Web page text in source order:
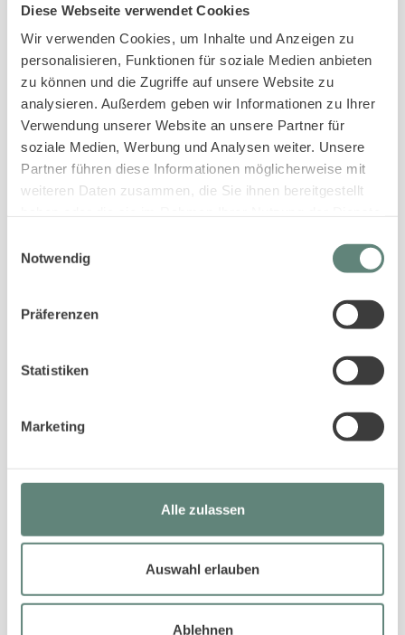
Diese Webseite verwendet Cookies
Wir verwenden Cookies, um Inhalte und Anzeigen zu
personalisieren, Funktionen für soziale Medien anbieten
zu können und die Zugriffe auf unsere Website zu
analysieren. Außerdem geben wir Informationen zu Ihrer
Verwendung unserer Website an unsere Partner für
soziale Medien, Werbung und Analysen weiter. Unsere
Partner führen diese Informationen möglicherweise mit
weiteren Daten zusammen, die Sie ihnen bereitgestellt
Notwendig
Präferenzen
Statistiken
Marketing
Alle zulassen
Auswahl erlauben
Ablehnen
Sofortige Buchungsbestätigung
An- und Abreise kontaktlos möglich
Bestpreis-Garantie für Ihren Urlaub
PASSENDE UNTERKÜNFTE ZUR SUCHE
Gleiche Ortschaften
4.4